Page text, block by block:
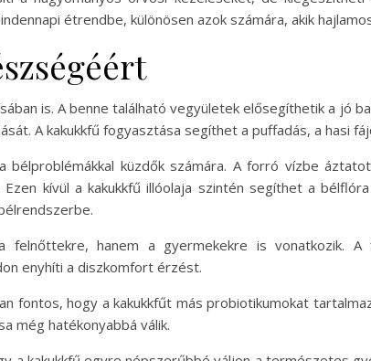
étrendbe, különösen azok számára, akik
is. A benne található vegyületek elősegíthetik a jó
A kakukkfű fogyasztása segíthet a puffadás, a hasi
bélproblémákkal küzdők számára. A forró vízbe
kívül a kakukkfű illóolaja szintén segíthet a
felnőttekre, hanem a gyermekekre is vonatkozik.
enyhíti a diszkomfort érzést.
fontos, hogy a kakukkfűt más probiotikumokat
még hatékonyabbá válik.